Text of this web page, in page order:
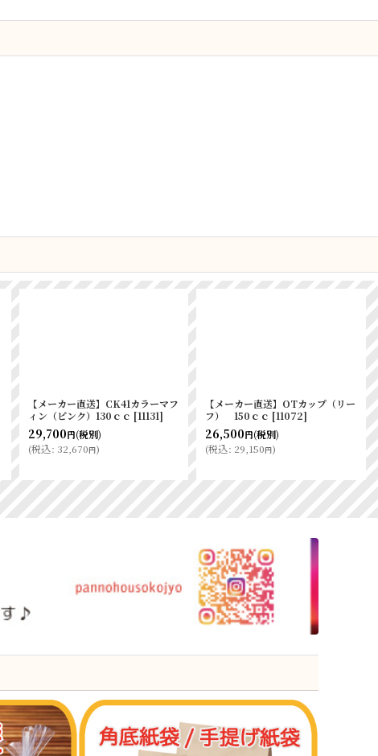
【メーカー直送】CK41カラーマフ
ィン（ピンク）130ｃｃ [11131]
29,700円(税別)
(税込: 32,670円)
【メーカー直送】OTカップ（リー
フ） 150ｃｃ [11072]
26,500円(税別)
(税込: 29,150円)